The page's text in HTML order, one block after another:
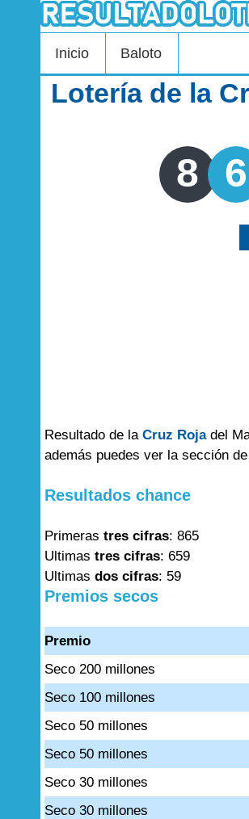
Inicio Baloto
Lotería de la
8 6
Resultado de laCruz Rojadel
además puedes ver la sección
Resultados chance
Primeras tres cifras: 865
Ultimas tres cifras: 659
Ultimas dos cifras: 59
Premios secos
Premio
Seco 200 millones
Seco 100 millones
Seco 50 millones
Seco 50 millones
Seco 30 millones
Seco 30 millones